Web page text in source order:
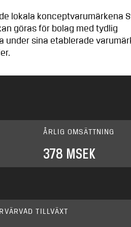
lokala konceptvarumärkena
göras för bolag med tydlig
under sina etablerade
ÅRLIG OMSÄTTNING
378 MSEK
TILLVÄXT